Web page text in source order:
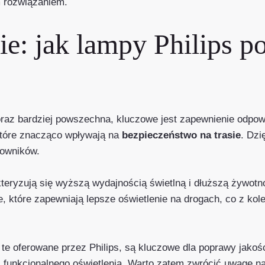
jak lampy Philips
bardziej powszechna, kluczowe jest zapewnienie
znacząco wpływają na bezpieczeństwo na trasie.
się wyższą wydajnością świetlną i dłuższą
które zapewniają lepsze oświetlenie na drogach, co z
oferowane przez Philips, są kluczowe dla poprawy